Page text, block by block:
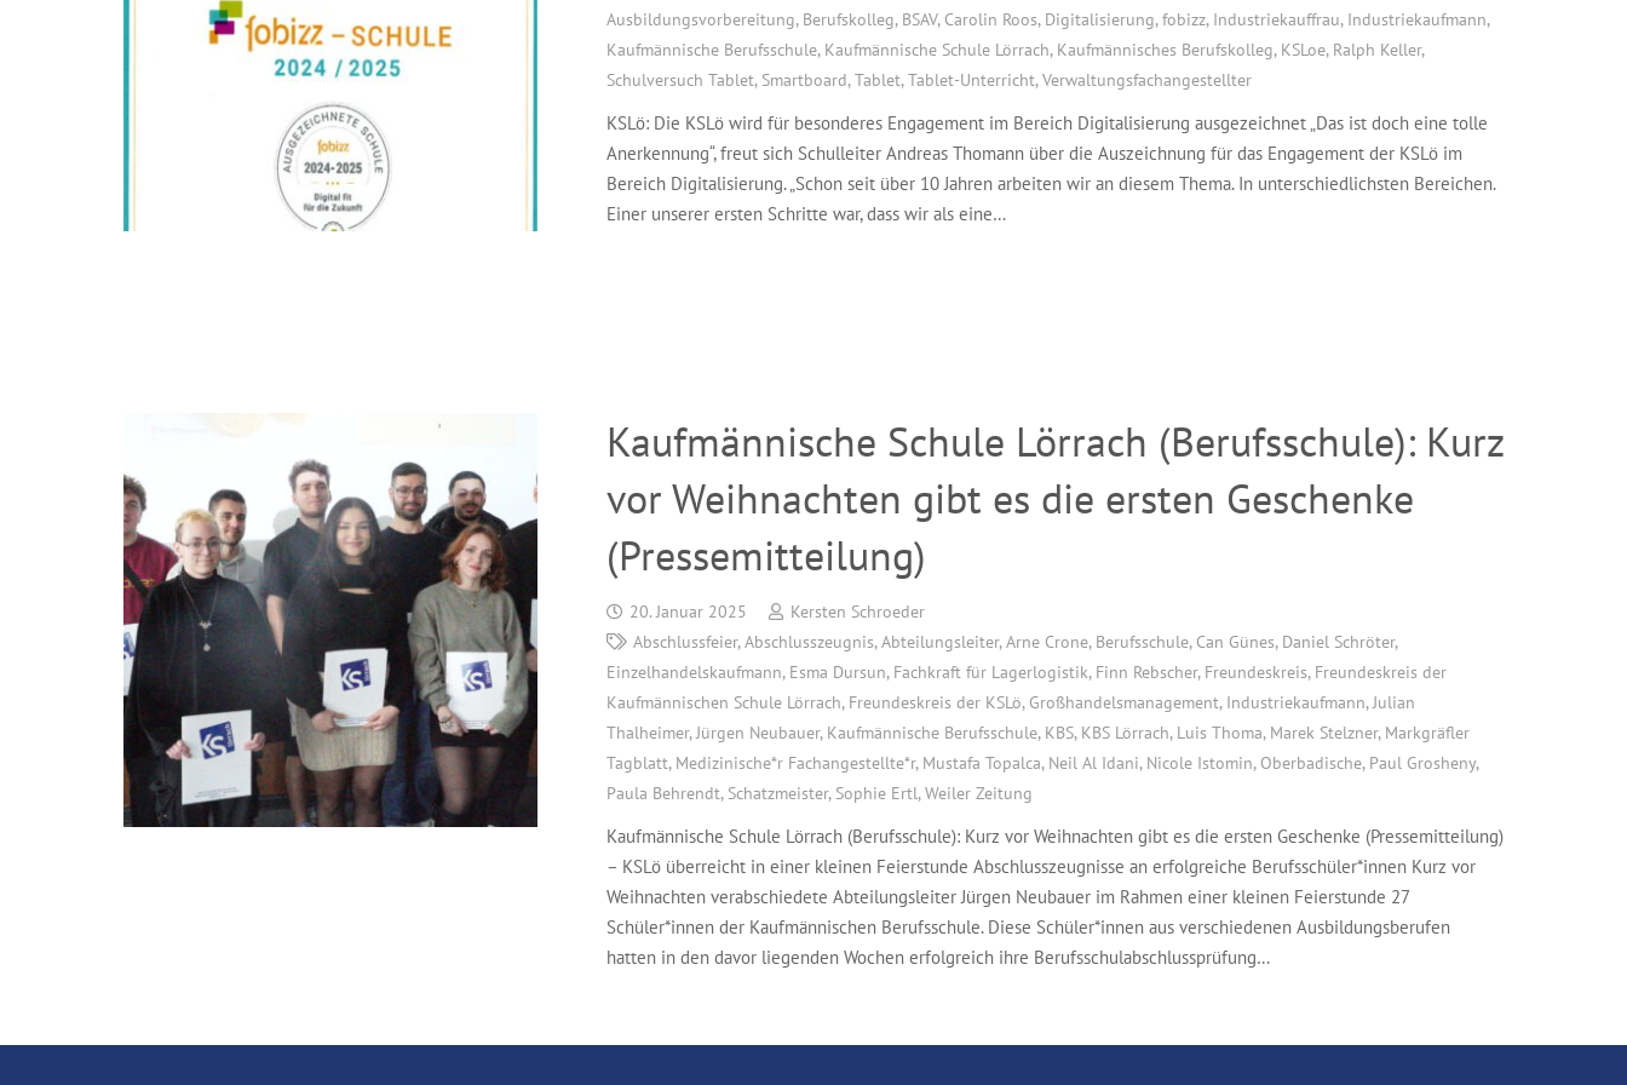
Ausbildungsvorbereitung, Berufskolleg, BSAV, Carolin Roos, Digitalisierung, fobizz, Industriekauffrau, Industriekaufmann,
Kaufmännische Berufsschule, Kaufmännische Schule Lörrach, Kaufmännisches Berufskolleg, KSLoe, Ralph Keller,
Schulversuch Tablet, Smartboard, Tablet, Tablet-Unterricht, Verwaltungsfachangestellter
KSLö: Die KSLö wird für besonderes Engagement im Bereich Digitalisierung ausgezeichnet „Das ist doch eine tolle
Anerkennung“, freut sich Schulleiter Andreas Thomann über die Auszeichnung für das Engagement der KSLö im
Bereich Digitalisierung. „Schon seit über 10 Jahren arbeiten wir an diesem Thema. In unterschiedlichsten Bereichen.
Einer unserer ersten Schritte war, dass wir als eine…
Kaufmännische Schule Lörrach (Berufsschule): Kurz
vor Weihnachten gibt es die ersten Geschenke
(Pressemitteilung)
20. Januar 2025
Kersten Schroeder
Abschlussfeier,Abschlusszeugnis,Abteilungsleiter,Arne Crone, Berufsschule, Can Günes, Daniel Schröter,
Einzelhandelskaufmann, Esma Dursun, Fachkraft für Lagerlogistik, Finn Rebscher, Freundeskreis, Freundeskreis der
Kaufmännischen Schule Lörrach, Freundeskreis der KSLö, Großhandelsmanagement, Industriekaufmann, Julian
Thalheimer, Jürgen Neubauer, Kaufmännische Berufsschule, KBS, KBS Lörrach, Luis Thoma, Marek Stelzner, Markgräfler
Tagblatt, Medizinische*r Fachangestellte*r, Mustafa Topalca, Neil Al Idani, Nicole Istomin, Oberbadische, Paul Grosheny,
Paula Behrendt, Schatzmeister, Sophie Ertl, Weiler Zeitung
Kaufmännische Schule Lörrach (Berufsschule): Kurz vor Weihnachten gibt es die ersten Geschenke (Pressemitteilung)
– KSLö überreicht in einer kleinen Feierstunde Abschlusszeugnisse an erfolgreiche Berufsschüler*innen Kurz vor
Weihnachten verabschiedete Abteilungsleiter Jürgen Neubauer im Rahmen einer kleinen Feierstunde 27
Schüler*innen der Kaufmännischen Berufsschule. Diese Schüler*innen aus verschiedenen Ausbildungsberufen
hatten in den davor liegenden Wochen erfolgreich ihre Berufsschulabschlussprüfung…